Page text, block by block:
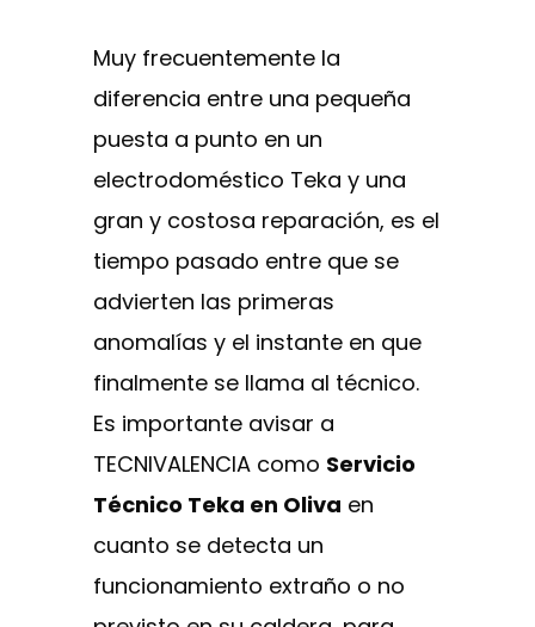
Muy frecuentemente la
diferencia entre una pequeña
puesta a punto en un
electrodoméstico Teka y una
gran y costosa reparación, es el
tiempo pasado entre que se
advierten las primeras
anomalías y el instante en que
finalmente se llama al técnico.
Es importante avisar a
TECNIVALENCIA como Servicio
Técnico Teka en Oliva en
cuanto se detecta un
funcionamiento extraño o no